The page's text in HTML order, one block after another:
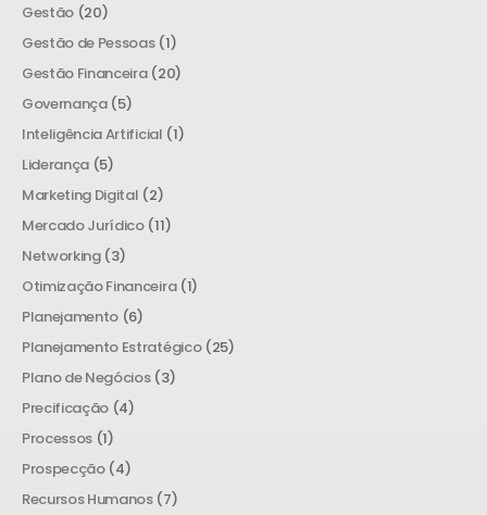
Gestão (20)
Gestão de Pessoas(1)
Gestão Financeira(20)
Governança(5)
Inteligência Artificial (1)
Liderança (5)
Marketing Digital (2)
Mercado Jurídico(11)
Networking(3)
Otimização Financeira(1)
Planejamento (6)
Planejamento Estratégico(25)
Plano de Negócios(3)
Precificação (4)
Processos (1)
Prospecção(4)
Recursos Humanos(7)